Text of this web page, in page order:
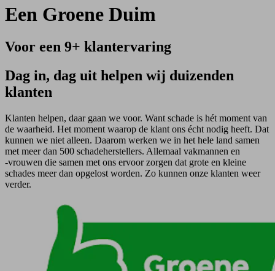
Een Groene Duim
Voor een 9+ klantervaring
Dag in, dag uit helpen wij duizenden
klanten
Klanten helpen, daar gaan we voor. Want schade is hét moment van
de waarheid. Het moment waarop de klant ons écht nodig heeft. Dat
kunnen we niet alleen. Daarom werken we in het hele land samen
met meer dan 500 schadeherstellers. Allemaal vakmannen en
-vrouwen die samen met ons ervoor zorgen dat grote en kleine
schades meer dan opgelost worden. Zo kunnen onze klanten weer
verder.